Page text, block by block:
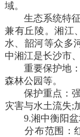
域。
生态系统特征
兼有丘陵。湘江
水、韶河等众多
中湘江是长沙市
重要保护地：
森林公园等。
保护重点：强
灾害与水土流失;
9.湘中衡阳盆
分布范围：红